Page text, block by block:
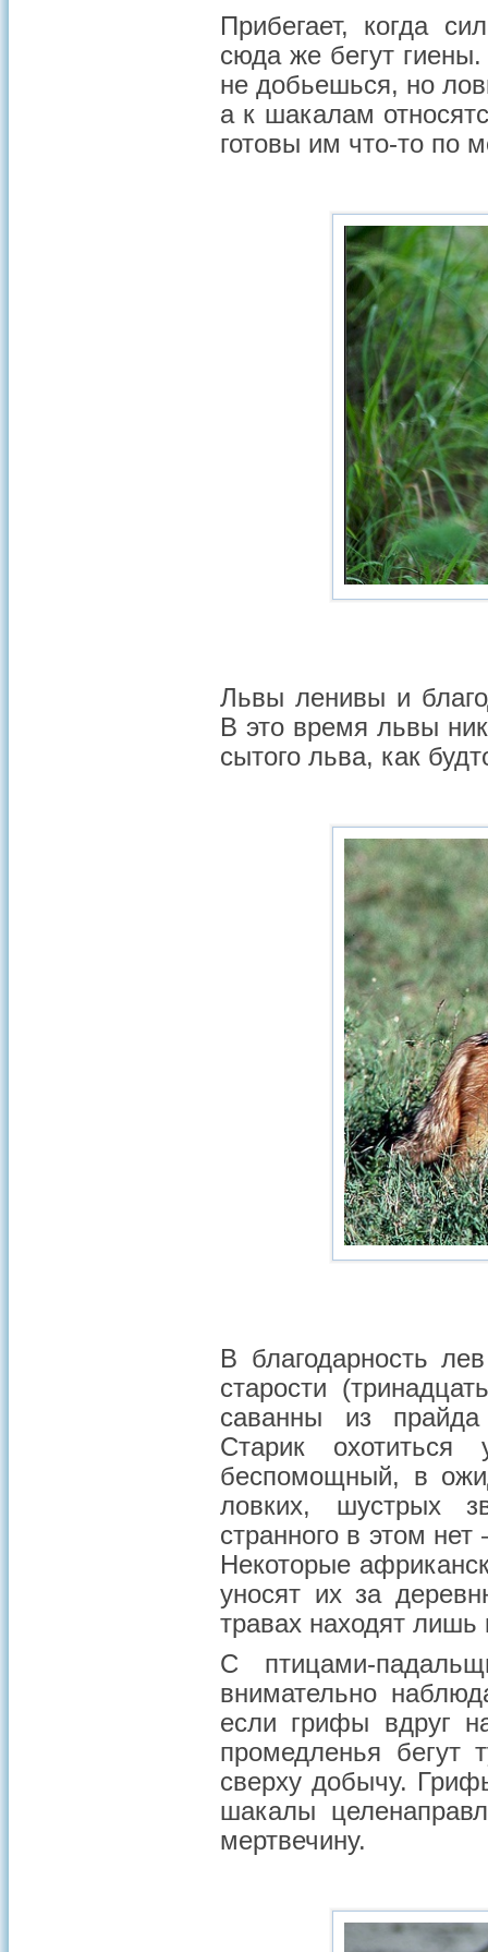
Прибегает, когда
сюда же бегут
не добьешься, но
а к шакалам
готовы им что-то по
Львы ленивы и
В это время львы
сытого льва, как
В благодарность
старости
саванны из
Старик
беспомощный, в
ловких, шустрых
странного в этом
Некоторые
уносят их за
травах находят лишь
С птицами-
внимательно
если грифы вдруг
промедленья бегут
сверху добычу.
шакалы
мертвечину.